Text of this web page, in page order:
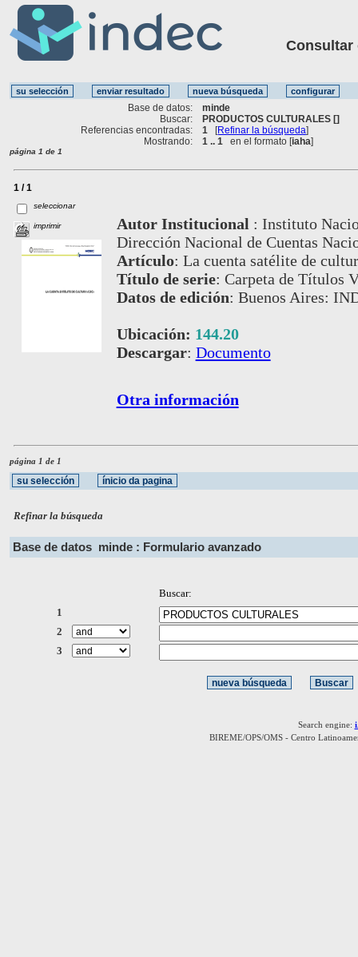
Consultar
Base de datos:
minde
Buscar:
PRODUCTOS CULTURALES []
Referencias encontradas:
1 [Refinar la búsqueda]
Mostrando:
1 .. 1 en el formato [iaha]
página 1 de 1
1 / 1
seleccionar
imprimir Autor Institucional : Instituto
Dirección Nacional de Cuentas
Artículo: La cuenta satélite de
Título de serie: Carpeta de Títulos
Datos de edición: Buenos Aires:
Ubicación: 144.20
Descargar: Documento
Otra información
página 1 de 1
Refinar la búsqueda
Base de datos minde : Formulario avanzado
Buscar:
1
2
3
Search engine:
BIREME/OPS/OMS - Centro